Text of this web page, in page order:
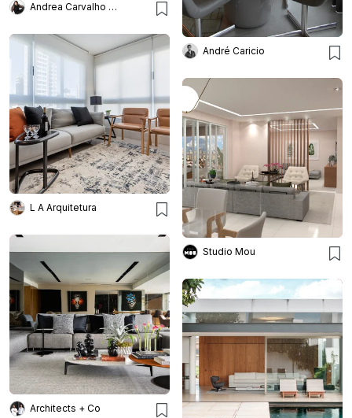
André Caricio
Andrea Carvalho Arquitetura
L A Arquitetura
Studio Mou
Architects + Co